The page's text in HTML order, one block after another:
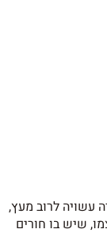
עשויה לרוב מעץ,
שיש בו חורים